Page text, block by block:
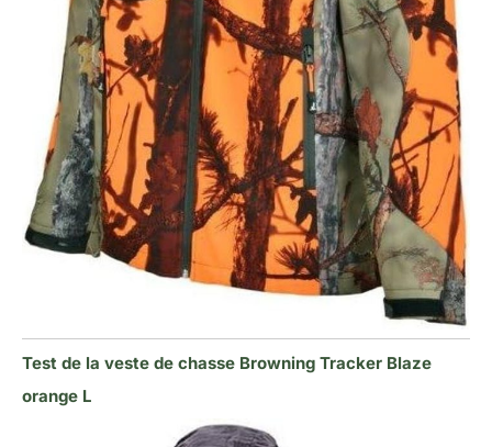
Test de la veste de chasse Browning Tracker Blaze
orange L